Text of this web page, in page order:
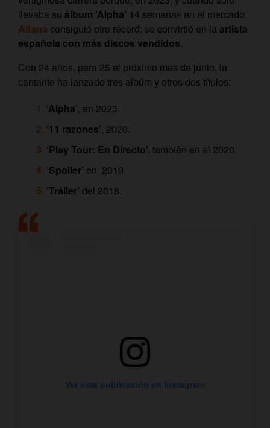
llevaba su álbum ‘Alpha’ 14 semanas en el mercado,
Aitana consiguió otro récord: se convirtió en la artista
española con más discos vendidos.
Con 24 años, para 25 el próximo mes de junio, la
cantante ha lanzado tres albúm y otros dos títulos:
‘Alpha’, en 2023.
‘11 razones’, 2020.
‘Play Tour: En Directo’, también en el 2020.
‘Spoiler’ en 2019.
‘Tráiler’ del 2018.
Ver esta publicación en Instagram